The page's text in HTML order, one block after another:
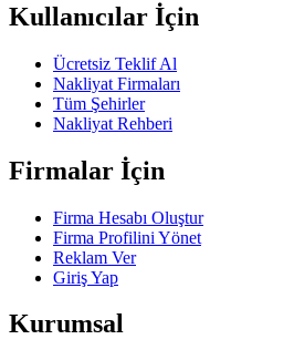
Kullanıcılar İçin
Ücretsiz Teklif Al
Nakliyat Firmaları
Tüm Şehirler
Nakliyat Rehberi
Firmalar İçin
Firma Hesabı Oluştur
Firma Profilini Yönet
Reklam Ver
Giriş Yap
Kurumsal